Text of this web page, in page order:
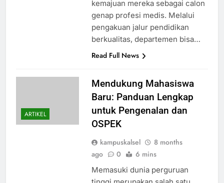
kemajuan mereka sebagai calon
genap profesi medis. Melalui
pengakuan jalur pendidikan
berkualitas, departemen bisa…
Read Full News
ARTIKEL
Mendukung Mahasiswa
Baru: Panduan Lengkap
untuk Pengenalan dan
OSPEK
kampuskalsel
8 months
ago
0 6 mins
Memasuki dunia perguruan